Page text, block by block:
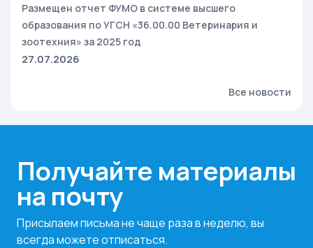
Размещен отчет ФУМО в системе высшего
образования по УГСН «36.00.00 Ветеринария и
зоотехния» за 2025 год
27.07.2026
Все новости
Получайте материалы
на почту
Присылаем письма не чаще раза в неделю, вы
всегда можете отписаться.